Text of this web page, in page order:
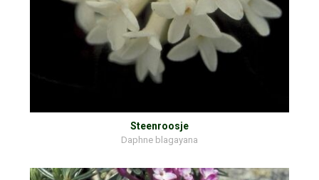
Steenroosje
Daphne blagayana